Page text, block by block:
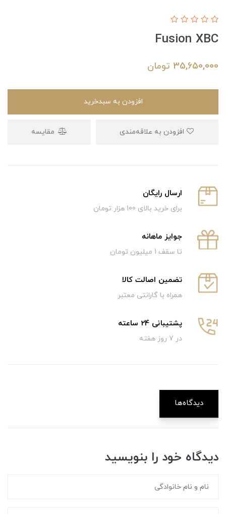
Fusion XBC
35,650,000 تومان
افزودن به سبدخرید
مقایسه
ارسال رایگان
برای خرید بالای 100 هزار تومان
جوایز ماهانه
تا سقف 1 میلیون تومان
تضمین اصالت کالا
همراه با گارانتی معتبر
پشتیبانی 24 ساعته
در 7 روز هفته
دیدگاه‌ها
دیدگاه خود را بنویسید